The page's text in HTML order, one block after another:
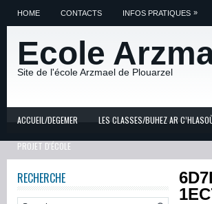
HOME CONTACTS INFOS PRATIQUES »
Ecole
Site de l'école Arzmael de Plouarzel
ACCUEIL/DEGEMER LES CLASSES/BUHEZ AR
PROJET D'ÉCOLE
RECHERCHE